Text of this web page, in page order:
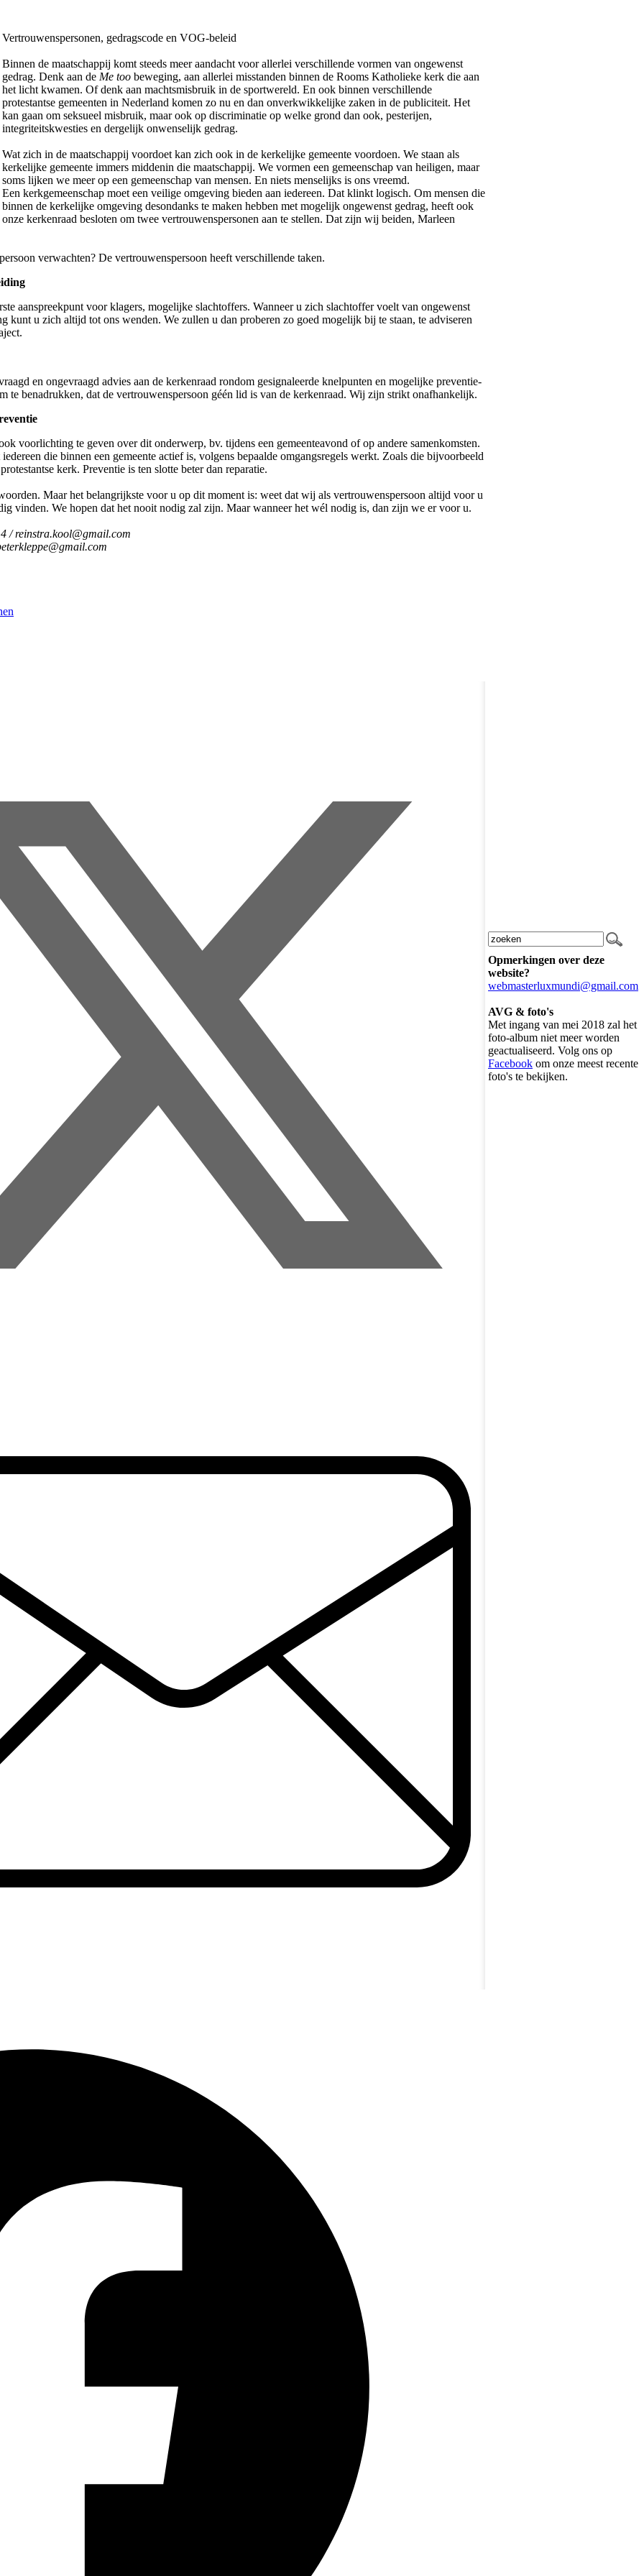
Vertrouwenspersonen, gedragscode en VOG-beleid
Binnen de maatschappij komt steeds meer aandacht voor allerlei verschillende vormen van ongewenst
gedrag. Denk aan de Me too beweging, aan allerlei misstanden binnen de Rooms Katholieke kerk die aan
het licht kwamen. Of denk aan machtsmisbruik in de sportwereld. En ook binnen verschillende
protestantse gemeenten in Nederland komen zo nu en dan onverkwikkelijke zaken in de publiciteit. Het
kan gaan om seksueel misbruik, maar ook op discriminatie op welke grond dan ook, pesterijen,
integriteitskwesties en dergelijk onwenselijk gedrag.
Wat zich in de maatschappij voordoet kan zich ook in de kerkelijke gemeente voordoen. We staan als
kerkelijke gemeente immers middenin die maatschappij. We vormen een gemeenschap van heiligen, maar
soms lijken we meer op een gemeenschap van mensen. En niets menselijks is ons vreemd.
Een kerkgemeenschap moet een veilige omgeving bieden aan iedereen. Dat klinkt logisch. Om mensen die
binnen de kerkelijke omgeving desondanks te maken hebben met mogelijk ongewenst gedrag, heeft ook
onze kerkenraad besloten om twee vertrouwenspersonen aan te stellen. Dat zijn wij beiden, Marleen
verwachten? De vertrouwenspersoon heeft verschillende taken.
aanspreekpunt voor klagers, mogelijke slachtoffers. Wanneer u zich slachtoffer voelt van ongewenst
kunt u zich altijd tot ons wenden. We zullen u dan proberen zo goed mogelijk bij te staan, te adviseren
en ongevraagd advies aan de kerkenraad rondom gesignaleerde knelpunten en mogelijke preventie-
te benadrukken, dat de vertrouwenspersoon géén lid is van de kerkenraad. Wij zijn strikt onafhankelijk.
voorlichting te geven over dit onderwerp, bv. tijdens een gemeenteavond of op andere samenkomsten.
die binnen een gemeente actief is, volgens bepaalde omgangsregels werkt. Zoals die bijvoorbeeld
kerk. Preventie is ten slotte beter dan reparatie.
Maar het belangrijkste voor u op dit moment is: weet dat wij als vertrouwenspersoon altijd voor u
vinden. We hopen dat het nooit nodig zal zijn. Maar wanneer het wél nodig is, dan zijn we er voor u.
/ reinstra.kool@gmail.com
Opmerkingen over deze
website?
webmasterluxmundi@gmail.com
AVG & foto's
Met ingang van mei 2018 zal het
foto-album niet meer worden
geactualiseerd. Volg ons op
Facebook om onze meest recente
foto's te bekijken.